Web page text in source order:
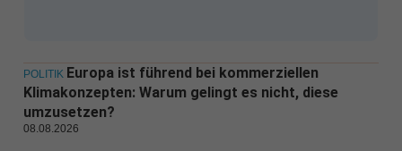
POLITIK Europa ist führend bei kommerziellen
Klimakonzepten: Warum gelingt es nicht, diese
umzusetzen?
08.08.2026